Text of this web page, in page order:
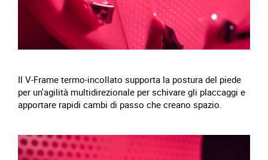
Il V-Frame termo-incollato supporta la postura del piede
per un'agilità multidirezionale per schivare gli placcaggi e
apportare rapidi cambi di passo che creano spazio.